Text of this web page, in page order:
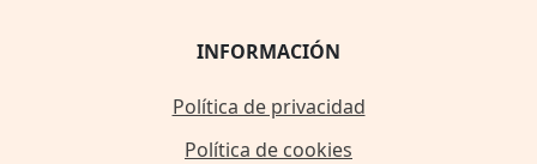
INFORMACIÓN
Política de privacidad
Política de cookies